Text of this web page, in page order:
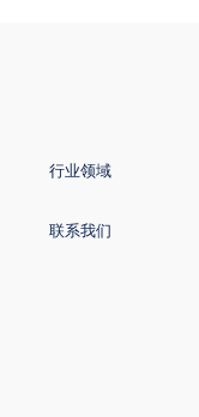
行业领域
联系我们